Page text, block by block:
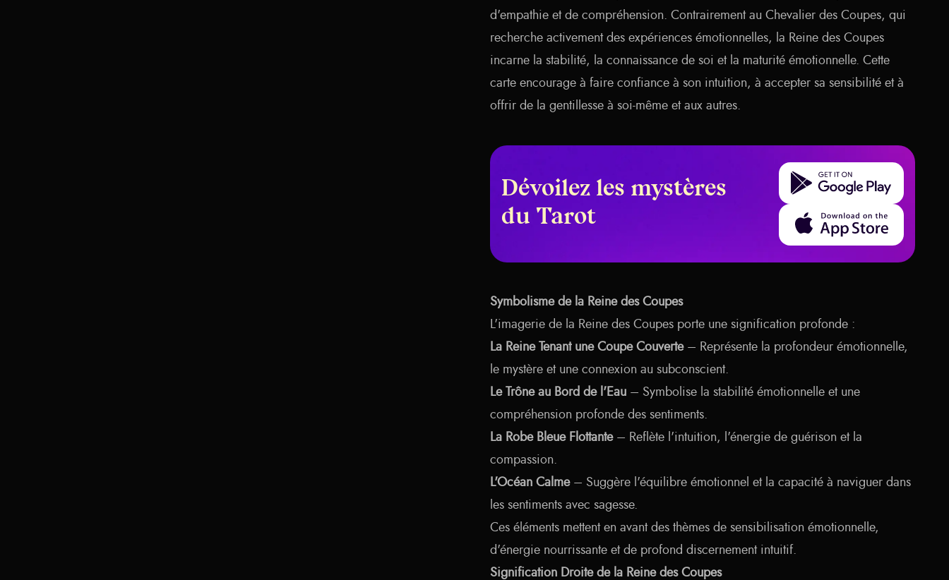
d'empathie et de compréhension. Contrairement au Chevalier des Coupes, qui
recherche activement des expériences émotionnelles, la Reine des Coupes
incarne la stabilité, la connaissance de soi et la maturité émotionnelle. Cette
carte encourage à faire confiance à son intuition, à accepter sa sensibilité et à
offrir de la gentillesse à soi-même et aux autres.
Dévoilez les mystères
du Tarot
Get it on Google Play
Download on the App Store
Symbolisme de la Reine des Coupes
L'imagerie de la Reine des Coupes porte une signification profonde :
La Reine Tenant une Coupe Couverte– Représente la profondeur émotionnelle,
le mystère et une connexion au subconscient.
Le Trône au Bord de l'Eau – Symbolise la stabilité émotionnelle et une
compréhension profonde des sentiments.
La Robe Bleue Flottante– Reflète l'intuition, l'énergie de guérison et la
compassion.
L'Océan Calme– Suggère l'équilibre émotionnel et la capacité à naviguer dans
les sentiments avec sagesse.
Ces éléments mettent en avant des thèmes de sensibilisation émotionnelle,
d'énergie nourrissante et de profond discernement intuitif.
Signification Droite de la Reine des Coupes